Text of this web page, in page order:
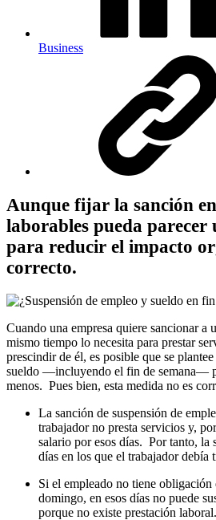
Business
Aunque fijar la sanción
laborables pueda parecer
para reducir el impacto
correcto.
Cuando una empresa quiere sancionar a
mismo tiempo lo necesita para prestar
prescindir de él, es posible que se
sueldo —incluyendo el fin de semana—
menos. Pues bien, esta medida no es
La sanción de suspensión de
trabajador no presta servicios y,
salario por esos días. Por tanto, la
días en los que el trabajador debía
Si el empleado no tiene obligación
domingo, en esos días no puede
porque no existe prestación laboral.